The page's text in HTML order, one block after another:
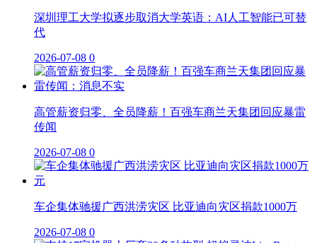
深圳理工大学拟逐步取消大学英语：AI人工智能已可替
代
2026-07-08 0
高管薪资归零、全员降薪！百强车商兰天集团回应暴雷
传闻
2026-07-08 0
车企集体驰援广西洪涝灾区 比亚迪向灾区捐款1000万
2026-07-08 0